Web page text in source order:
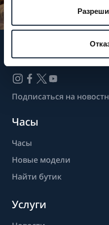
Подписаться на
Часы
Часы
Новые модели
Найти бутик
Услуги